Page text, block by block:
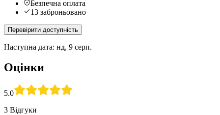
Безпечна оплата
13 заброньовано
Перевірити доступність
Наступна дата: нд, 9 серп.
Оцінки
5.0
3 Відгуки